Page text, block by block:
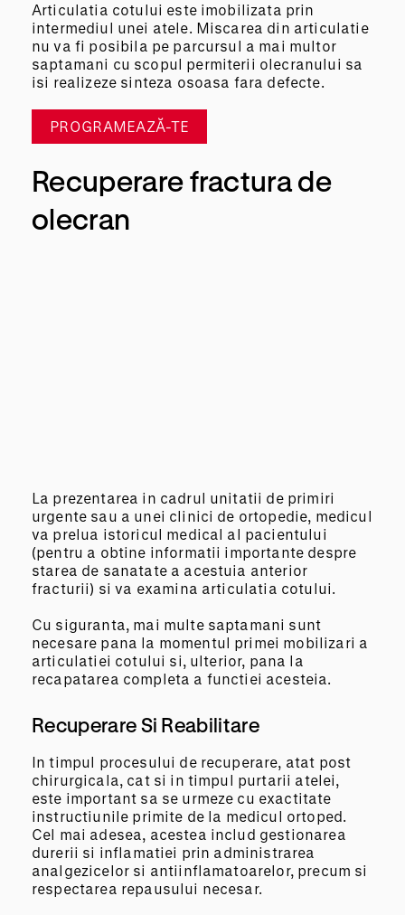
Articulatia cotului este imobilizata prin
intermediul unei atele. Miscarea din articulatie
nu va fi posibila pe parcursul a mai multor
saptamani cu scopul permiterii olecranului sa
isi realizeze sinteza osoasa fara defecte.
PROGRAMEAZĂ-TE
Recuperare fractura de
olecran
La prezentarea in cadrul unitatii de primiri
urgente sau a unei clinici de ortopedie, medicul
va prelua istoricul medical al pacientului
(pentru a obtine informatii importante despre
starea de sanatate a acestuia anterior
fracturii) si va examina articulatia cotului.
Cu siguranta, mai multe saptamani sunt
necesare pana la momentul primei mobilizari a
articulatiei cotului si, ulterior, pana la
recapatarea completa a functiei acesteia.
Recuperare Si Reabilitare
In timpul procesului de recuperare, atat post
chirurgicala, cat si in timpul purtarii atelei,
este important sa se urmeze cu exactitate
instructiunile primite de la medicul ortoped.
Cel mai adesea, acestea includ gestionarea
durerii si inflamatiei prin administrarea
analgezicelor si antiinflamatoarelor, precum si
respectarea repausului necesar.